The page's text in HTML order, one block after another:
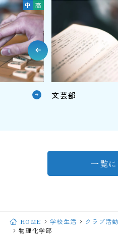
中 高
文芸部
一覧
HOME 学校生活 クラブ活
物理化学部